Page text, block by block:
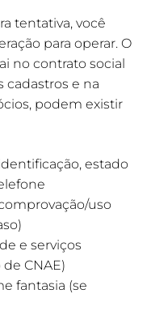
tentativa, você
para operar. O
no contrato social
cadastros e na
podem existir
estado
uso
e serviços
CNAE)
fantasia (se